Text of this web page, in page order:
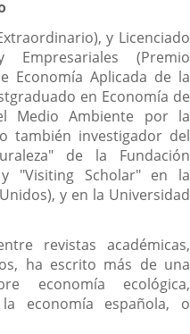
y Licenciado
(Premio
Economía Aplicada de la
en Economía de
Medio Ambiente por la
también investigador del
de la Fundación
"Visiting Scholar" en la
y en la Universidad
revistas académicas,
ha escrito más de una
economía ecológica,
economía española, o